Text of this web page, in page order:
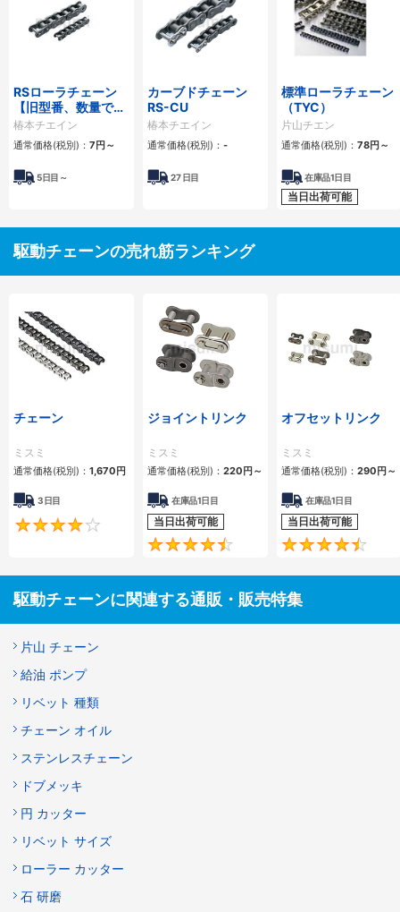
RSローラチェーン
【旧型番、数量でリ
ンク数指定】
椿本チエイン
通常価格(税別)： 7 円 ～
5日目～
カーブドチェーン
RS-CU
椿本チエイン
通常価格(税別)： -
27日目
標準ローラチェーン
（TYC）
片山チエン
通常価格(税別)： 78円 ～
在庫品1日目
当日出荷可能
駆動チェーンの売れ筋ランキング
チェーン
ミスミ
通常価格(税別)： 1,670 円
3日目
4.2
ジョイントリンク
ミスミ
通常価格(税別)： 220 円 ～
在庫品1日目
当日出荷可能
4.5
オフセットリンク
ミスミ
通常価格(税別)： 290 円 ～
在庫品1日目
当日出荷可能
駆動チェーンに関連する通販・販売特集
片山 チェーン
給油 ポンプ
リベット 種類
チェーン オイル
ステンレスチェーン
ドブメッキ
円 カッター
リベット サイズ
ローラー カッター
石 研磨